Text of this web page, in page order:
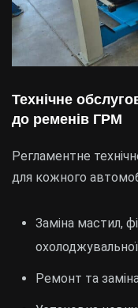
Технічне
до ременів ГРМ
Регламентне
для кожного
Заміна мастил,
Ремонт та